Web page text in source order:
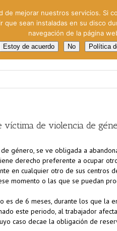
Cinematográfica
víctima de violencia de
género, se ve obligada a
derecho preferente a ocupar
en cualquier otro de sus centros
momento o las que se puedan
es de 6 meses, durante los que la
este periodo, al trabajador
caso decae la obligación de
mejorar nuestros servicios. Si
sean instaladas en su disco
navegación de la página
Estoy de acuerdo No Política